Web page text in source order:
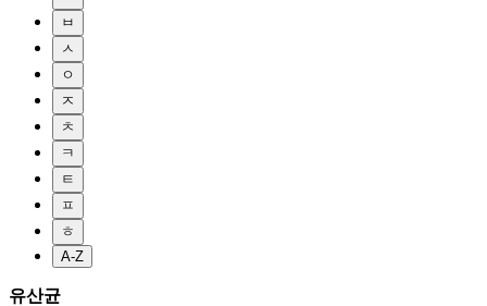
ㅂ
ㅅ
ㅇ
ㅈ
ㅊ
ㅋ
ㅌ
ㅍ
ㅎ
A-Z
유산균